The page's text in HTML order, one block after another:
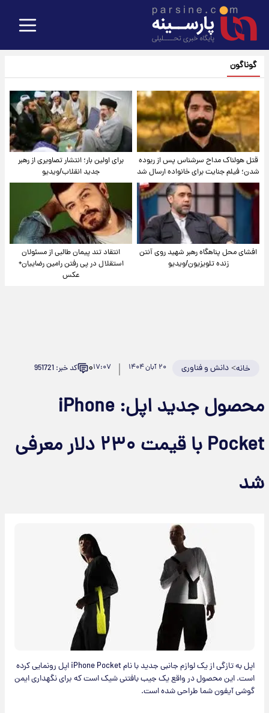
گوناگون
قتل هولناک مداح سرشناس پس از ربوده
شدن؛ فیلم جنایت برای خانواده ارسال شد
برای اولین بار؛ انتشار تصاویری از رهبر
جدید انقلاب/ویدیو
افشای محل پناهگاه‌ رهبر شهید روی آنتن
زنده تلویزیون/ویدیو
انتقاد تند پیمان طالبی از مسئولان
استقلال در پی رفتن رامین رضاییان+
عکس
خانه>دانش و فناوری ۲۰ آبان ۱۴۰۴ ۱۷:۰۷۰ کد خبر: 951721
محصول جدید اپل: iPhone
Pocket با قیمت ۲۳۰ دلار معرفی
شد
اپل به تازگی از یک لوازم جانبی جدید با نام iPhone Pocket اپل رونمایی کرده
است. این محصول در واقع یک جیب بافتنی شیک است که برای نگهداری ایمن
گوشی آیفون شما طراحی شده است.